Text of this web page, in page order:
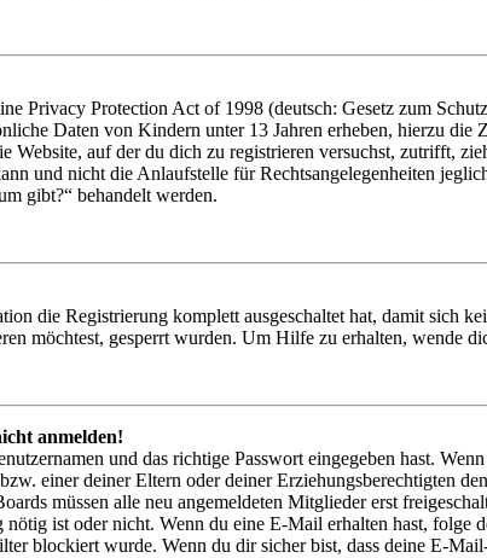
Privacy Protection Act of 1998 (deutsch: Gesetz zum
Daten von Kindern unter 13 Jahren erheben, hierzu
Website, auf der du dich zu registrieren versuchst, zutrifft,
und nicht die Anlaufstelle für Rechtsangelegenheiten
gibt?“ behandelt werden.
die Registrierung komplett ausgeschaltet hat, damit sich
möchtest, gesperrt wurden. Um Hilfe zu erhalten, wende
anmelden!
und das richtige Passwort eingegeben hast.
einer deiner Eltern oder deiner Erziehungsberechtigten
müssen alle neu angemeldeten Mitglieder erst
ist oder nicht. Wenn du eine E-Mail erhalten hast, folge
blockiert wurde. Wenn du dir sicher bist, dass deine E-